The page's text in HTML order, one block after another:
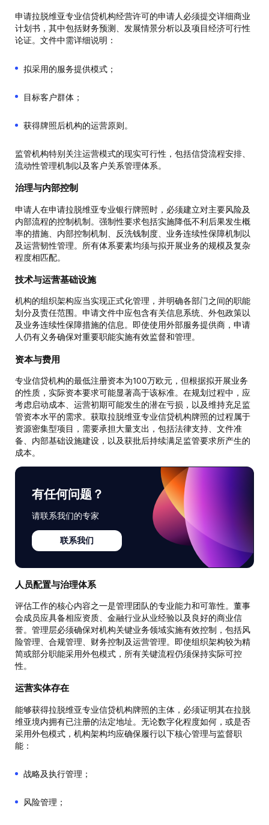
申请拉脱维亚专业信贷机构经营许可的申请人必须提交详细商业
计划书，其中包括财务预测、发展情景分析以及项目经济可行性
论证。文件中需详细说明：
拟采用的服务提供模式；
目标客户群体；
获得牌照后机构的运营原则。
监管机构特别关注运营模式的现实可行性，包括信贷流程安排、
流动性管理机制以及客户关系管理体系。
治理与内部控制
申请人在申请拉脱维亚专业银行牌照时，必须建立对主要风险及
内部流程的控制机制。强制性要求包括实施降低不利后果发生概
率的措施、内部控制机制、反洗钱制度、业务连续性保障机制以
及运营韧性管理。所有体系要素均须与拟开展业务的规模及复杂
程度相匹配。
技术与运营基础设施
机构的组织架构应当实现正式化管理，并明确各部门之间的职能
划分及责任范围。申请文件中应包含有关信息系统、外包政策以
及业务连续性保障措施的信息。即使使用外部服务提供商，申请
人仍有义务确保对重要职能实施有效监督和管理。
资本与费用
专业信贷机构的最低注册资本为100万欧元，但根据拟开展业务
的性质，实际资本要求可能显著高于该标准。在规划过程中，应
考虑启动成本、运营初期可能发生的潜在亏损，以及维持充足监
管资本水平的需求。获取拉脱维亚专业信贷机构牌照的过程属于
资源密集型项目，需要承担大量支出，包括法律支持、文件准
备、内部基础设施建设，以及获批后持续满足监管要求所产生的
成本。
有任何问题？
请联系我们的专家
联系我们
人员配置与治理体系
评估工作的核心内容之一是管理团队的专业能力和可靠性。董事
会成员应具备相应资质、金融行业从业经验以及良好的商业信
誉。管理层必须确保对机构关键业务领域实施有效控制，包括风
险管理、合规管理、财务控制及运营管理。即使组织架构较为精
简或部分职能采用外包模式，所有关键流程仍须保持实际可控
性。
运营实体存在
能够获得拉脱维亚专业信贷机构牌照的主体，必须证明其在拉脱
维亚境内拥有已注册的法定地址。无论数字化程度如何，或是否
采用外包模式，机构架构均应确保履行以下核心管理与监督职
能：
战略及执行管理；
风险管理；